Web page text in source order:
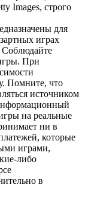
Images, строго
для
играх
Соблюдайте
При
Помните, что
источником
на реальные
ни в
которые
играми,
либо
в